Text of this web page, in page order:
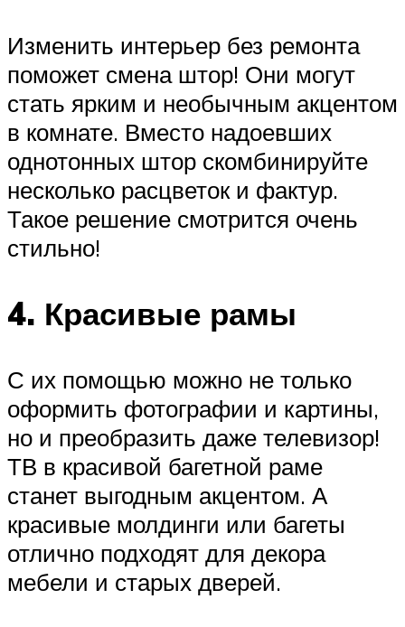
Изменить интерьер без ремонта
поможет смена штор! Они могут
стать ярким и необычным акцентом
в комнате. Вместо надоевших
однотонных штор скомбинируйте
несколько расцветок и фактур.
Такое решение смотрится очень
стильно!
4. Красивые рамы
С их помощью можно не только
оформить фотографии и картины,
но и преобразить даже телевизор!
ТВ в красивой багетной раме
станет выгодным акцентом. А
красивые молдинги или багеты
отлично подходят для декора
мебели и старых дверей.